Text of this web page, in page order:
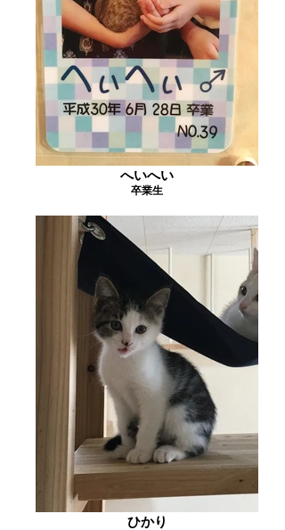
へいへい
卒業生
ひかり